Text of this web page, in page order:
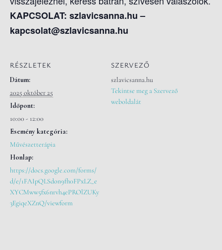
KAPCSOLAT: szlavicsanna.hu –
kapcsolat@szlavicsanna.hu
RÉSZLETEK
Dátum:
2025 október 25
Időpont:
10:00 - 12:00
Esemény kategória:
Művészetterápia
Honlap:
https://docs.google.com/forms/
d/e/1FAIpQLSdon9fh0FPxLZ_e
XYCMww5fx6nrvh4ePROlZUKy
3EgiqeXZnQ/viewform
SZERVEZŐ
szlavicsanna.hu
Tekintse meg a Szervező
weboldalát